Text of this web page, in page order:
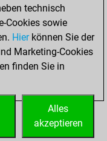
0
technisch
Cookies sowie
Hierkönnen Sie der
Marketing-Cookies
finden Sie in
Alles
akzeptieren